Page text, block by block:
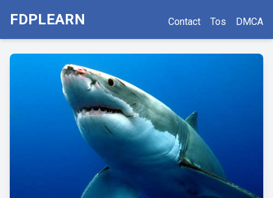
FDPLEARN Contact Tos DMCA